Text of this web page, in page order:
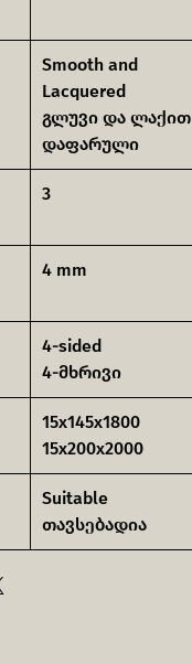
Smooth and
Lacquered
გლუვი და ლაქით
დაფარული
3
4 mm
4-sided
4-მხრივი
15x145x1800
15x200x2000
Suitable
თავსებადია